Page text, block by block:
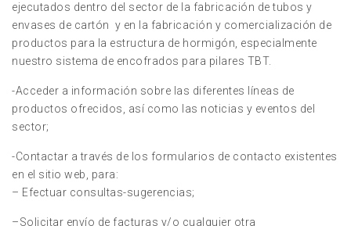
ejecutados dentro del sector de la fabricación de tubos y
envases de cartón y en la fabricación y comercialización de
productos para la estructura de hormigón, especialmente
nuestro sistema de encofrados para pilares TBT.
-Acceder a información sobre las diferentes líneas de
productos ofrecidos, así como las noticias y eventos del
sector;
-Contactar a través de los formularios de contacto existentes
en el sitio web, para:
– Efectuar consultas-sugerencias;
–Solicitar envío de facturas y/o cualquier otra